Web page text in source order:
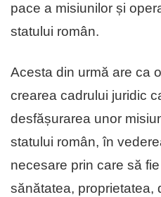
pace a misiunilor și
statului român.
Acesta din urmă are ca
crearea cadrului juridic
desfășurarea unor
statului român, în
necesare prin care să
sănătatea, proprietatea,